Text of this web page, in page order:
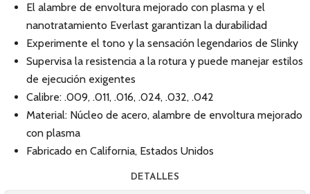
El alambre de envoltura mejorado con plasma y el
nanotratamiento Everlast garantizan la durabilidad
Experimente el tono y la sensación legendarios de Slinky
Supervisa la resistencia a la rotura y puede manejar estilos
de ejecución exigentes
Calibre: .009, .011, .016, .024, .032, .042
Material: Núcleo de acero, alambre de envoltura mejorado
con plasma
Fabricado en California, Estados Unidos
DETALLES